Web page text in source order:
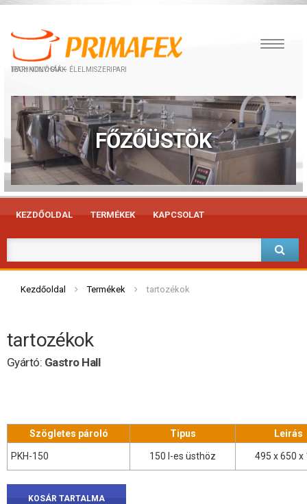
IPARI KONYHÁK – ÉLELMISZERIPARI TECHNOLÓGIÁK
FŐZŐÜSTÖK
KEZDŐOLDAL TERMÉKEK KAPCSOLAT
Kezdőoldal Termékek tartozékok
tartozékok
Gyártó: Gastro Hall
Szögletes pároló Tipus Leirás
PKH-150 150 l-es üsthöz 495 x 650 x
KOSÁR TARTALMA